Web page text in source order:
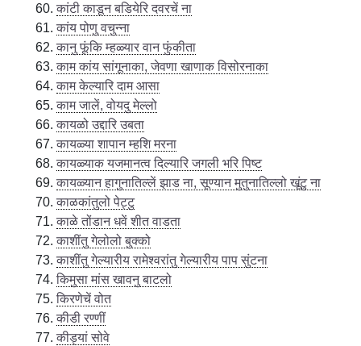
कांटी काडून बडियेरि दवरचें ना
कांय पोणु वचुन्ना
कानु फूंकि म्हळ्यार वान फुंकीता
काम कांय सांगूनाका, जेवणा खाणाक विसोरनाका
काम केल्यारि दाम आसा
काम जालें, वोयदु मेल्लो
कायळो उद्दारि उबता
कायळ्या शापान म्हशि मरना
कायळ्याक यजमानत्व दिल्यारि जगली भरि पिष्ट
कायळ्यान हागुनातिल्लें झाड ना, सूण्यान मुतुनातिल्लो खूंटु ना
काळकांतुलो पेट्टु
काळे तोंडान धवें शीत वाडता
काशींतु गेलोलो बुक्को
काशींतु गेल्यारीय रामेश्वरांतु गेल्यारीय पाप सुंटना
किमुसा मांस खावनु बाटलो
किरणेचें वोत
कीडी रण्णीं
कीड्यां सोवे